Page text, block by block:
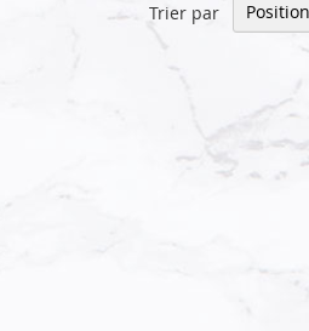
Trier par